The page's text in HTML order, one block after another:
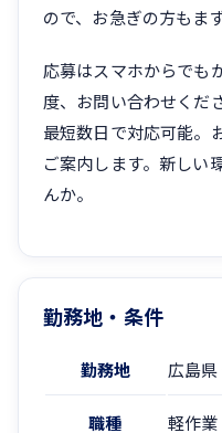
ので、お急ぎの方もま
応募はスマホからでも
度、お問い合わせくだ
最短数日で対応可能。
ご案内します。新しい
んか。
勤務地・条件
勤務地 広島
職種 軽作業